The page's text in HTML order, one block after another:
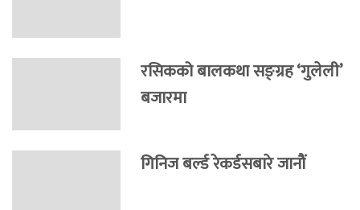
रसिकको बालकथा सङ्ग्रह ‘गुलेली’
बजारमा
गिनिज बर्ल्ड रेकर्डसबारे जानाैं